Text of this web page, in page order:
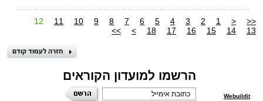
<<
<
1
2
3
4
5
6
7
8
9
10
11
12
13
14
15
16
17
18
>
>>
הרשמו למועדון הקוראים
Webuildit